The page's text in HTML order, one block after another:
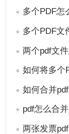
● 多个PDF怎么
● 多个PDF文
● 两个pdf文件
● 如何将多个
● 如何合并pdf文件
● pdf怎么合
● 两张发票pdf合